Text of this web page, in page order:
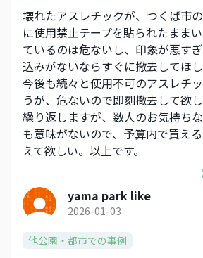
壊れたアスレチックが、つくば市
に使用禁止テープを貼られたまま
ているのは危ないし、印象が悪す
込みがないならすぐに撤去してほし
今後も続々と使用不可のアスレチ
うが、危ないので即刻撤去して欲し
繰り返しますが、数人のお気持ち
も意味がないので、予算内で買え
えて欲しい。以上です。
yama park like
2026-01-03
他公園・都市での事例